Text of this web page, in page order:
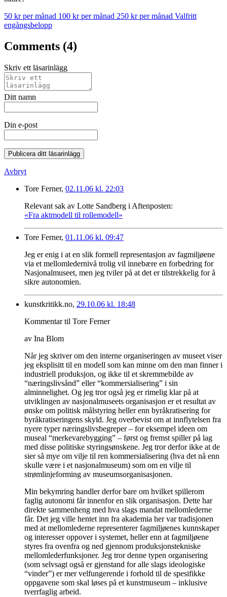
50 kr per månad 100 kr per månad 250 kr per månad Valfritt
engångsbelopp
Comments (4)
Skriv ett läsarinlägg
Ditt namn
Din e-post
Publicera ditt läsarinlägg
Avbryt
Tore Ferner, 02.11.06 kl. 22:03
Relevant sak av Lotte Sandberg i Aftenposten:
«Fra aktmodell til rollemodell»
Tore Ferner, 01.11.06 kl. 09:47
Jeg er enig i at en slik formell representasjon av fagmiljøene
via et mellomledernivå trolig vil innebære en forbedring for
Nasjonalmuseet, men jeg tviler på at det er tilstrekkelig for å
sikre autonomien.
kunstkritikk.no, 29.10.06 kl. 18:48
Kommentar til Tore Ferner
av Ina Blom
Når jeg skriver om den interne organiseringen av museet viser
jeg eksplisitt til en modell som kan minne om den man finner i
industriell produksjon, og ikke til et skremmebilde av
“næringslivsånd” eller “kommersialisering” i sin
alminnelighet. Og jeg tror også jeg er rimelig klar på at
utviklingen av nasjonalmuseets organisasjon er et resultat av
ønske om politisk målstyring heller enn byråkratisering for
byråkratiseringens skyld. Jeg overbevist om at innflytelsen fra
nyere typer næringslivsbegreper – for eksempel ideen om
museal “merkevarebygging” – først og fremst spiller på lag
med disse politiske styringsønskene. Jeg tror derfor ikke at de
sier så mye om vilje til ren kommersialisering (hva det nå enn
skulle være i et nasjonalmuseum) som om en vilje til
strømlinjeforming av museumsorganisasjonen.
Min bekymring handler derfor bare om hvilket spillerom
faglig autonomi får innenfor en slik organisasjon. Dette har
direkte sammenheng med hva slags mandat mellomlederne
får. Det jeg ville hentet inn fra akademia her var tradisjonen
med at mellomlederne representerer fagmiljøenes kunnskaper
og interesser oppover i systemet, heller enn at fagmiljøene
styres fra ovenfra og ned gjennom produksjonstekniske
mellomlederfunksjoner. Jeg tror denne typen organisering
(som selvsagt også er gjenstand for alle slags ideologiske
“vinder”) er mer velfungerende i forhold til de spesifikke
oppgavene som skal løses på et kunstmuseum – inklusive
tverrfaglig arbeid.